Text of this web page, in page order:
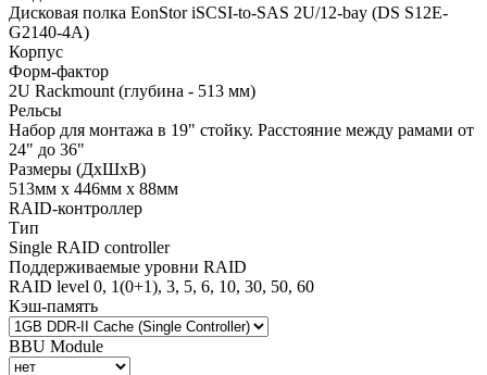
Дисковая полка EonStor iSCSI-to-SAS 2U/12-bay (DS S12E-
G2140-4A)
Корпус
Форм-фактор
2U Rackmount (глубина - 513 мм)
Рельсы
Набор для монтажа в 19" стойку. Расстояние между рамами от
24" до 36"
Размеры (ДхШхВ)
513мм х 446мм х 88мм
RAID-контроллер
Тип
Single RAID controller
Поддерживаемые уровни RAID
RAID level 0, 1(0+1), 3, 5, 6, 10, 30, 50, 60
Кэш-память
BBU Module